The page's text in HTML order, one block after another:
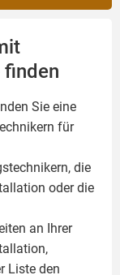
finden
Sie eine
für
die
oder die
an Ihrer
Liste den